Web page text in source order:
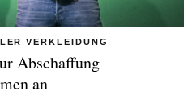
VERKLEIDUNG
Abschaffung
an